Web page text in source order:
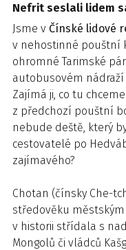
Nefrit seslali lidem
Jsme v Čínské lidové
v nehostinné pouštní
ohromné Tarimské
autobusovém
Zajímá ji, co tu
z předchozí pouštní
nebude deště, který
cestovatelé po
zajímavého?
Chotan (čínsky Che-
středověku
v historii střídala s
Mongolů či vládců